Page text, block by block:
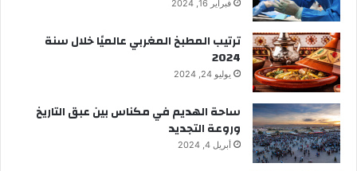
فبراير 16, 2024
ترتيب المطبخ المغربي عالميًا خلال سنة
2024
يوليو 24, 2024
ساحة الهديم في مكناس بين عبق التاريخ
وروعة التجديد
أبريل 4, 2024